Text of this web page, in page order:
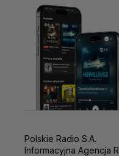
Polskie Radio S.A.
Informacyjna Agencja